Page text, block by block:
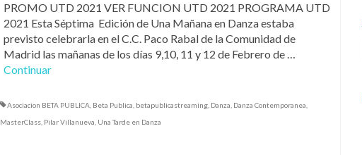
PROMO UTD 2021 VER FUNCION UTD 2021 PROGRAMA UTD
2021 Esta Séptima Edición de Una Mañana en Danza estaba
previsto celebrarla en el C.C. Paco Rabal de la Comunidad de
Madrid las mañanas de los días 9,10, 11 y 12 de Febrero de …
Continuar
Asociacion BETA PUBLICA Beta Publica betapublicastreaming, Danza Danza Contemporanea
MasterClass, Pilar Villanueva Una Tarde en Danza